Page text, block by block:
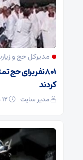
مدیرکل حج و
کردند
مدیر سایت